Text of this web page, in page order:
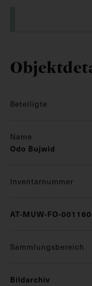
Beteiligte
Name
Odo Bujwid
Inventarnummer
AT-MUW-FO-
Sammlungsbereich
Bildarchiv